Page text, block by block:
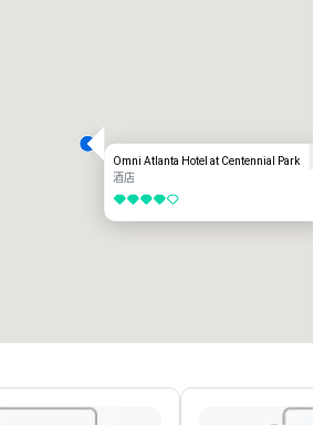
Omni Atlanta Hotel at Centennial Park
酒店
4/5